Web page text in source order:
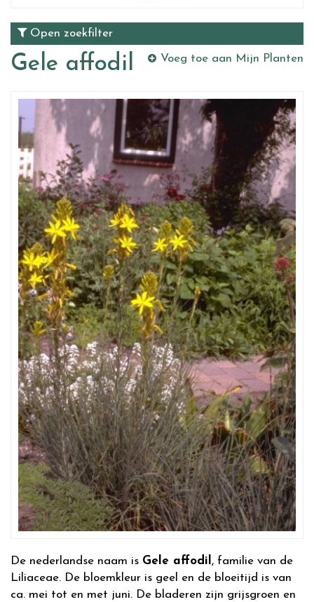
Open zoekfilter
Gele affodil Voeg toe aan Mijn Planten
De nederlandse naam is Gele affodil , familie van de
Liliaceae. De bloemkleur is geel en de bloeitijd is van
ca. mei tot en met juni. De bladeren zijn grijsgroen en